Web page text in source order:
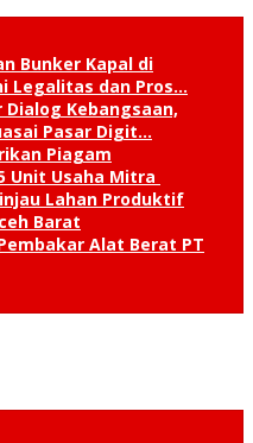
Bunker Kapal di
Legalitas dan Pros…
Dialog Kebangsaan,
Pasar Digit…
Piagam
Unit Usaha Mitra
Lahan Produktif
Barat
Alat Berat PT